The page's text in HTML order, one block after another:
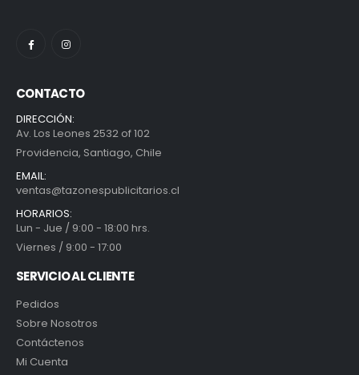
CONTACTO
DIRECCIÓN:
Av. Los Leones 2532 of 102
Providencia, Santiago, Chile
EMAIL:
ventas@tazonespublicitarios.cl
HORARIOS:
Lun - Jue / 9:00 - 18:00 hrs.
Viernes / 9:00 - 17:00
SERVICIO AL CLIENTE
Pedidos
Sobre Nosotros
Contáctenos
Mi Cuenta